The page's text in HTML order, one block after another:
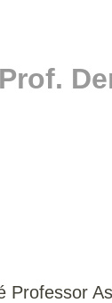
Prof.
Professor